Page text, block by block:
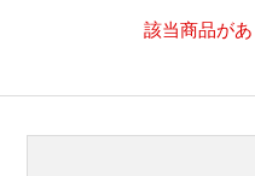
該当商品があ